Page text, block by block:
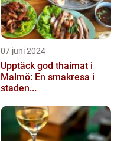
07 juni 2024
Upptäck god thaimat i
Malmö: En smakresa i
staden...